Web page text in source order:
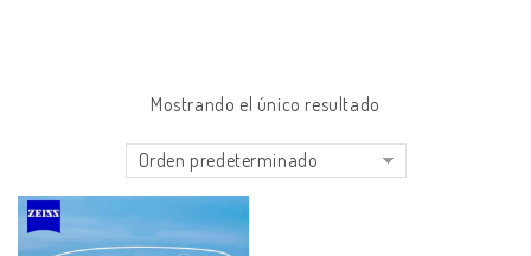
Mostrando el único resultado
Orden predeterminado